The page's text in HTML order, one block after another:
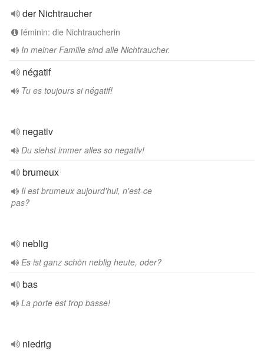
der Nichtraucher
féminin: die Nichtraucherin
In meiner Familie sind alle Nichtraucher.
négatif
Tu es toujours si négatif!
negativ
Du siehst immer alles so negativ!
brumeux
Il est brumeux aujourd'hui, n'est-ce
pas?
neblig
Es ist ganz schön neblig heute, oder?
bas
La porte est trop basse!
niedrig